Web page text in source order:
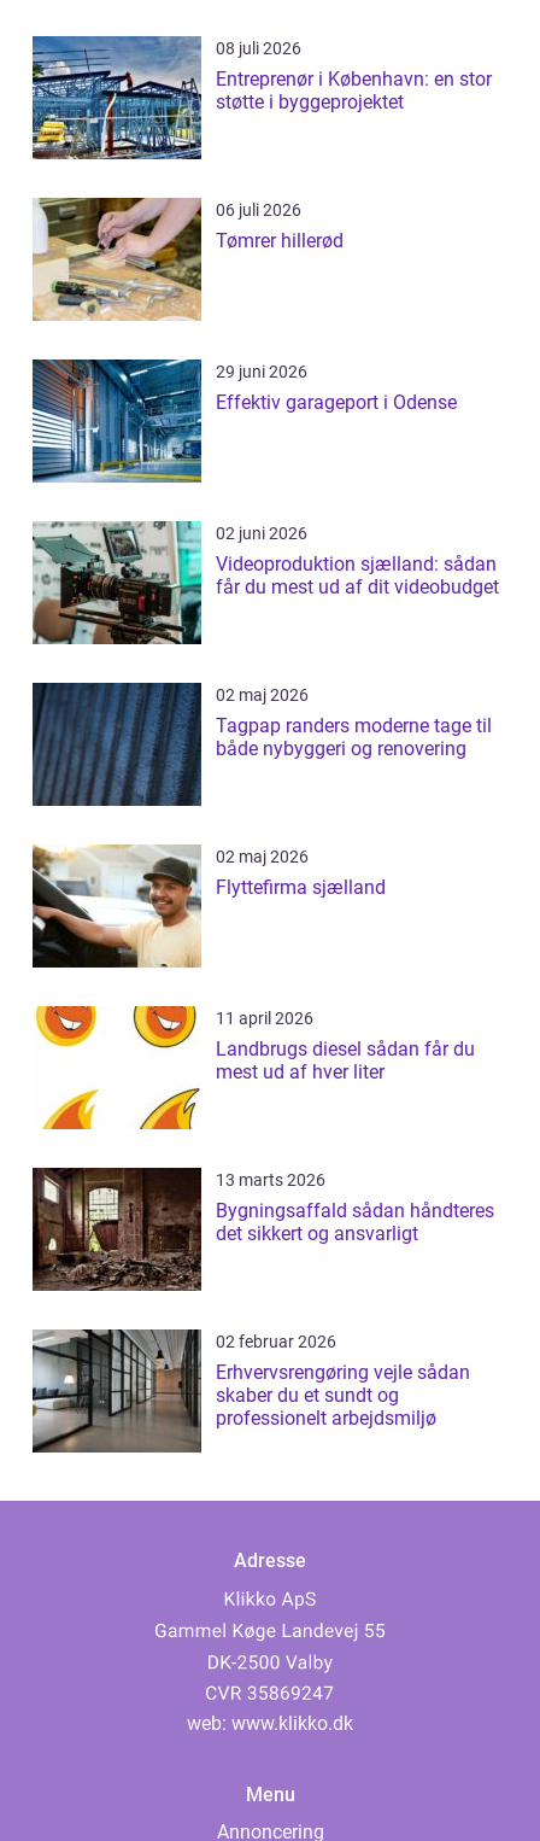
08 juli 2026
Entreprenør i København: en stor
støtte i byggeprojektet
06 juli 2026
Tømrer hillerød
29 juni 2026
Effektiv garageport i Odense
02 juni 2026
Videoproduktion sjælland: sådan
får du mest ud af dit videobudget
02 maj 2026
Tagpap randers moderne tage til
både nybyggeri og renovering
02 maj 2026
Flyttefirma sjælland
11 april 2026
Landbrugs diesel sådan får du
mest ud af hver liter
13 marts 2026
Bygningsaffald sådan håndteres
det sikkert og ansvarligt
02 februar 2026
Erhvervsrengøring vejle sådan
skaber du et sundt og
professionelt arbejdsmiljø
Adresse
web: www.klikko.dk
Menu
Annoncering